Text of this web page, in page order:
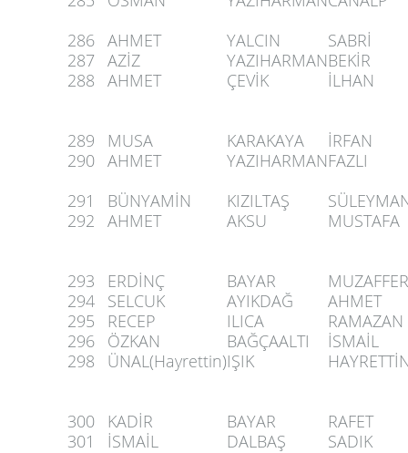
286 AHMET YALCIN
SABRİ
287 AZİZ YAZIHARMANBEKİR
288
AHMET ÇEVİK İLHAN
289 MUSA KARAKAYA
İRFAN
290 AHMET YAZIHARMANFAZLI
291
BÜNYAMİN KIZILTAŞ
292
AHMET AKSU MUSTAFA
293 ERDİNÇ BAYAR
MUZAFFER
294
SELCUK AYIKDAĞ
AHMET
295
RECEP ILICA
RAMAZAN
296
ÖZKAN BAĞÇAALTI
İSMAİL
298
ÜNAL(Hayrettin)IŞIK
300 KADİR BAYAR
RAFET
301
İSMAİL DALBAŞ SADIK